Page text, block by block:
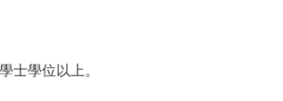
士學位以上。